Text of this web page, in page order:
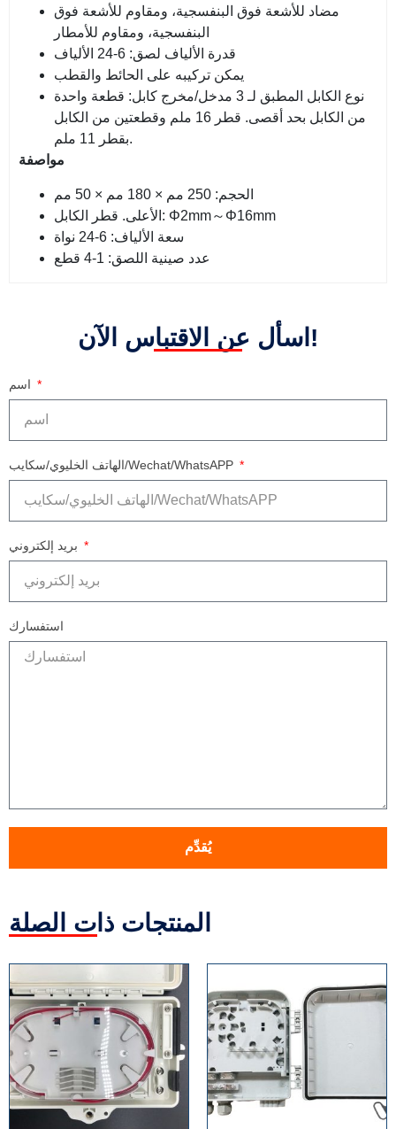
مضاد للأشعة فوق البنفسجية، ومقاوم للأشعة فوق
البنفسجية، ومقاوم للأمطار
يمكن تركيبه على الحائط والقطب
نوع الكابل المطبق لـ 3 مدخل/مخرج كابل: قطعة واحدة
من الكابل بحد أقصى. قطر 16 ملم وقطعتين من الكابل
بقطر 11 ملم.
مواصفة
الأعلى. قطر الكابل: Φ2mm～Φ16mm
اسأل عن الاقتباس الآن!
الهاتف الخليوي/سكايب/Wechat/WhatsAPP
استفسارك
يُقدِّم
المنتجات ذات الصلة